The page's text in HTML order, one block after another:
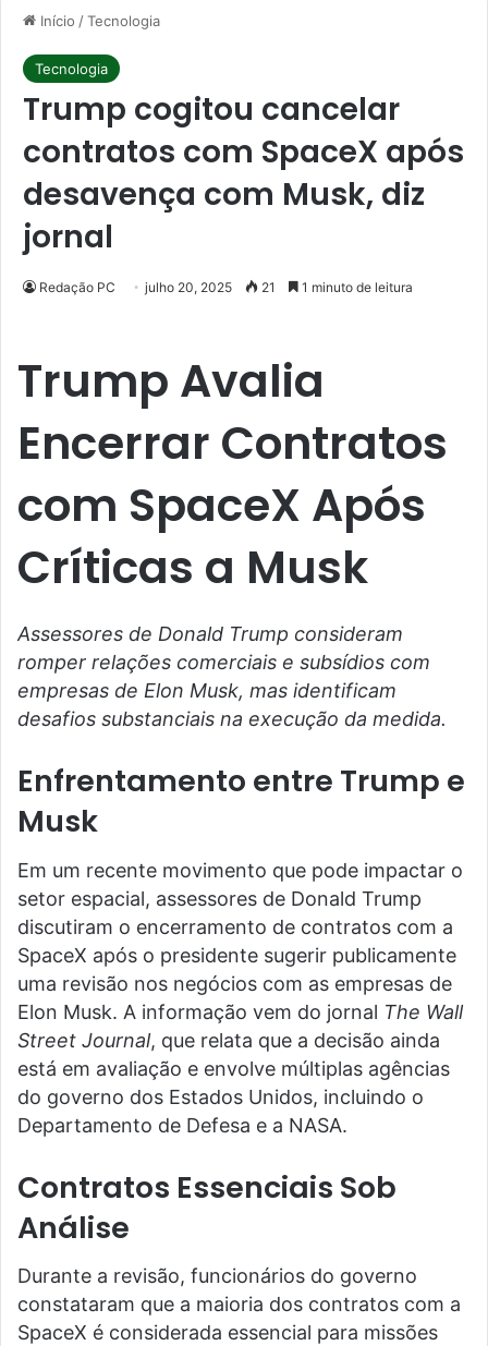
Início /Tecnologia
Tecnologia
Trump cogitou cancelar
contratos com SpaceX após
desavença com Musk, diz
jornal
Redação PC julho 20, 2025 21 1 minuto de leitura
Trump Avalia
Encerrar Contratos
com SpaceX Após
Críticas a Musk
Assessores de Donald Trump consideram
romper relações comerciais e subsídios com
empresas de Elon Musk, mas identificam
desafios substanciais na execução da medida.
Enfrentamento entre Trump e
Musk
Em um recente movimento que pode impactar o
setor espacial, assessores de Donald Trump
discutiram o encerramento de contratos com a
SpaceX após o presidente sugerir publicamente
uma revisão nos negócios com as empresas de
Elon Musk. A informação vem do jornal The Wall
Street Journal, que relata que a decisão ainda
está em avaliação e envolve múltiplas agências
do governo dos Estados Unidos, incluindo o
Departamento de Defesa e a NASA.
Contratos Essenciais Sob
Análise
Durante a revisão, funcionários do governo
constataram que a maioria dos contratos com a
SpaceX é considerada essencial para missões